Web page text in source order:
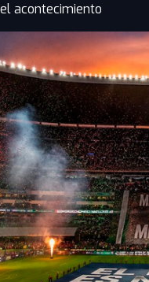
acontecimiento